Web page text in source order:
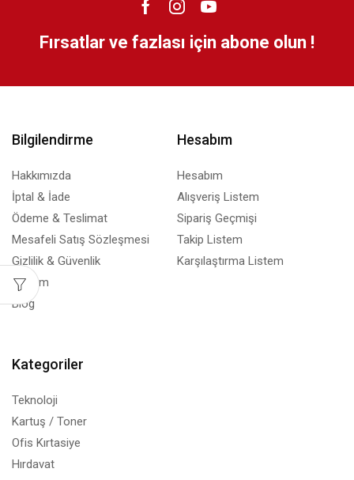
Fırsatlar ve fazlası için abone olun !
Bilgilendirme
Hakkımızda
İptal & İade
Ödeme & Teslimat
Mesafeli Satış Sözleşmesi
Gizlilik & Güvenlik
İletişim
Blog
Hesabım
Hesabım
Alışveriş Listem
Sipariş Geçmişi
Takip Listem
Karşılaştırma Listem
Kategoriler
Teknoloji
Kartuş / Toner
Ofis Kırtasiye
Hırdavat